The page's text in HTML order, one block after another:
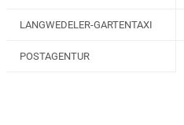
LANGWEDELER-GARTENTAXI
POSTAGENTUR